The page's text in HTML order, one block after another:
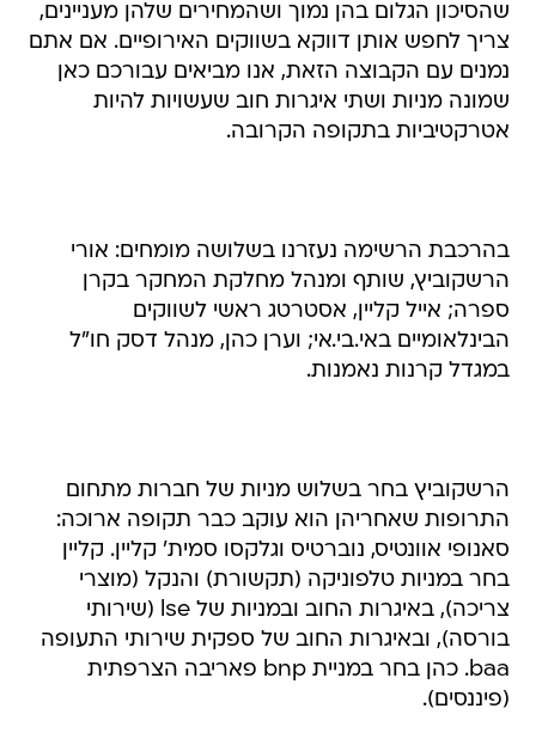
שהסיכון הגלום בהן נמוך ושהמחירים שלהן מעניינים,
צריך לחפש אותן דווקא בשווקים האירופיים. אם אתם
נמנים עם הקבוצה הזאת, אנו מביאים עבורכם כאן
שמונה מניות ושתי איגרות חוב שעשויות להיות
אטרקטיביות בתקופה הקרובה.
בהרכבת הרשימה נעזרנו בשלושה מומחים: אורי
הרשקוביץ, שותף ומנהל מחלקת המחקר בקרן
ספרה; אייל קליין, אסטרטג ראשי לשווקים
הבינלאומיים באי.בי.אי; וערן כהן, מנהל דסק חו"ל
במגדל קרנות נאמנות.
הרשקוביץ בחר בשלוש מניות של חברות מתחום
התרופות שאחריהן הוא עוקב כבר תקופה ארוכה:
סאנופי אוונטיס, נוברטיס וגלקסו סמית' קליין. קליין
בחר במניות טלפוניקה (תקשורת) והנקל (מוצרי
צריכה), באיגרות החוב ובמניות של lse (שירותי
בורסה), ובאיגרות החוב של ספקית שירותי התעופה
baa. כהן בחר במניית bnp פאריבה הצרפתית
(פיננסים).